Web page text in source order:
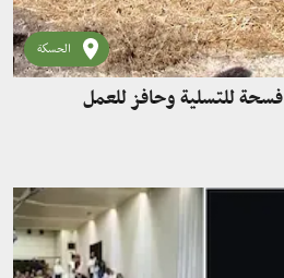
الحسكة
فسحة للتسلية وحافز للعمل